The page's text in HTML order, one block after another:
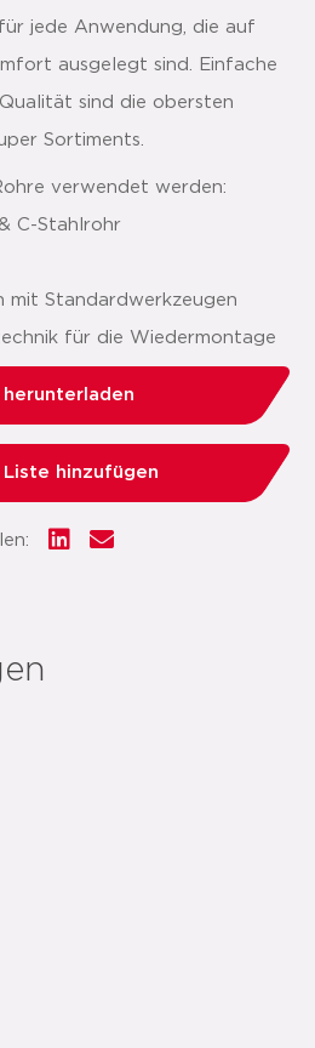
jede Anwendung, die auf
ausgelegt sind. Einfache
sind die obersten
Sortiments.
verwendet werden:
C-Stahlrohr
mit Standardwerkzeugen
für die Wiedermontage
herunterladen
Liste hinzufügen